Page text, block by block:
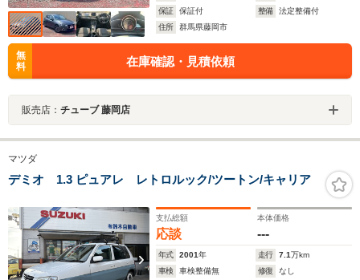
保証 保証付 整備
法定整備付
住所
群馬県藤岡市
無
料
在庫確認・見積依頼
販売店： チューブ 藤岡店
マツダ
デミオ 1.3 ピュアレ レトロルック/ツートン/キャリア
支払総額
応談
本体価格
---
年式 2001年 走行 7.1万km
車検
車検整備無 修復
なし